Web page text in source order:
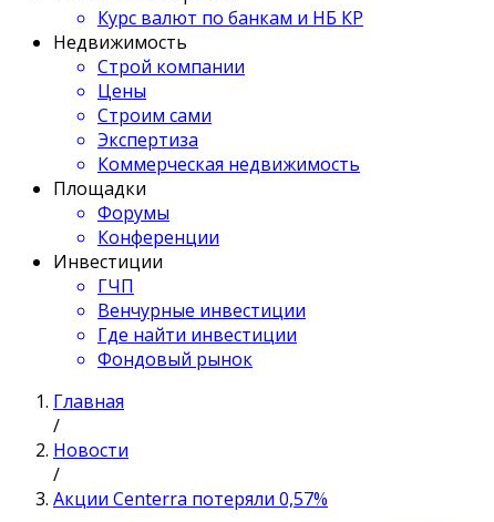
Курс валют по банкам и НБ КР
Недвижимость
Строй компании
Цены
Строим сами
Экспертиза
Коммерческая недвижимость
Площадки
Форумы
Конференции
Инвестиции
ГЧП
Венчурные инвестиции
Где найти инвестиции
Фондовый рынок
Главная
/
Новости
/
Акции Centerra потеряли 0,57%